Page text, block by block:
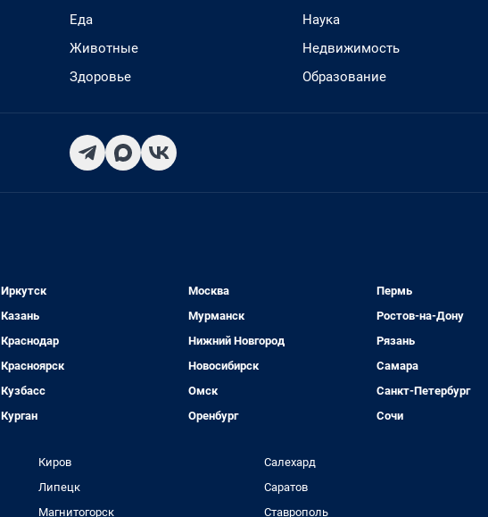
Еда
Животные
Здоровье
Наука
Недвижимость
Образование
Иркутск
Казань
Краснодар
Красноярск
Кузбасс
Курган
Москва
Мурманск
Нижний Новгород
Новосибирск
Омск
Оренбург
Пермь
Ростов-на-Дону
Рязань
Самара
Санкт-Петербург
Сочи
Киров
Липецк
Магнитогорск
Салехард
Саратов
Ставрополь